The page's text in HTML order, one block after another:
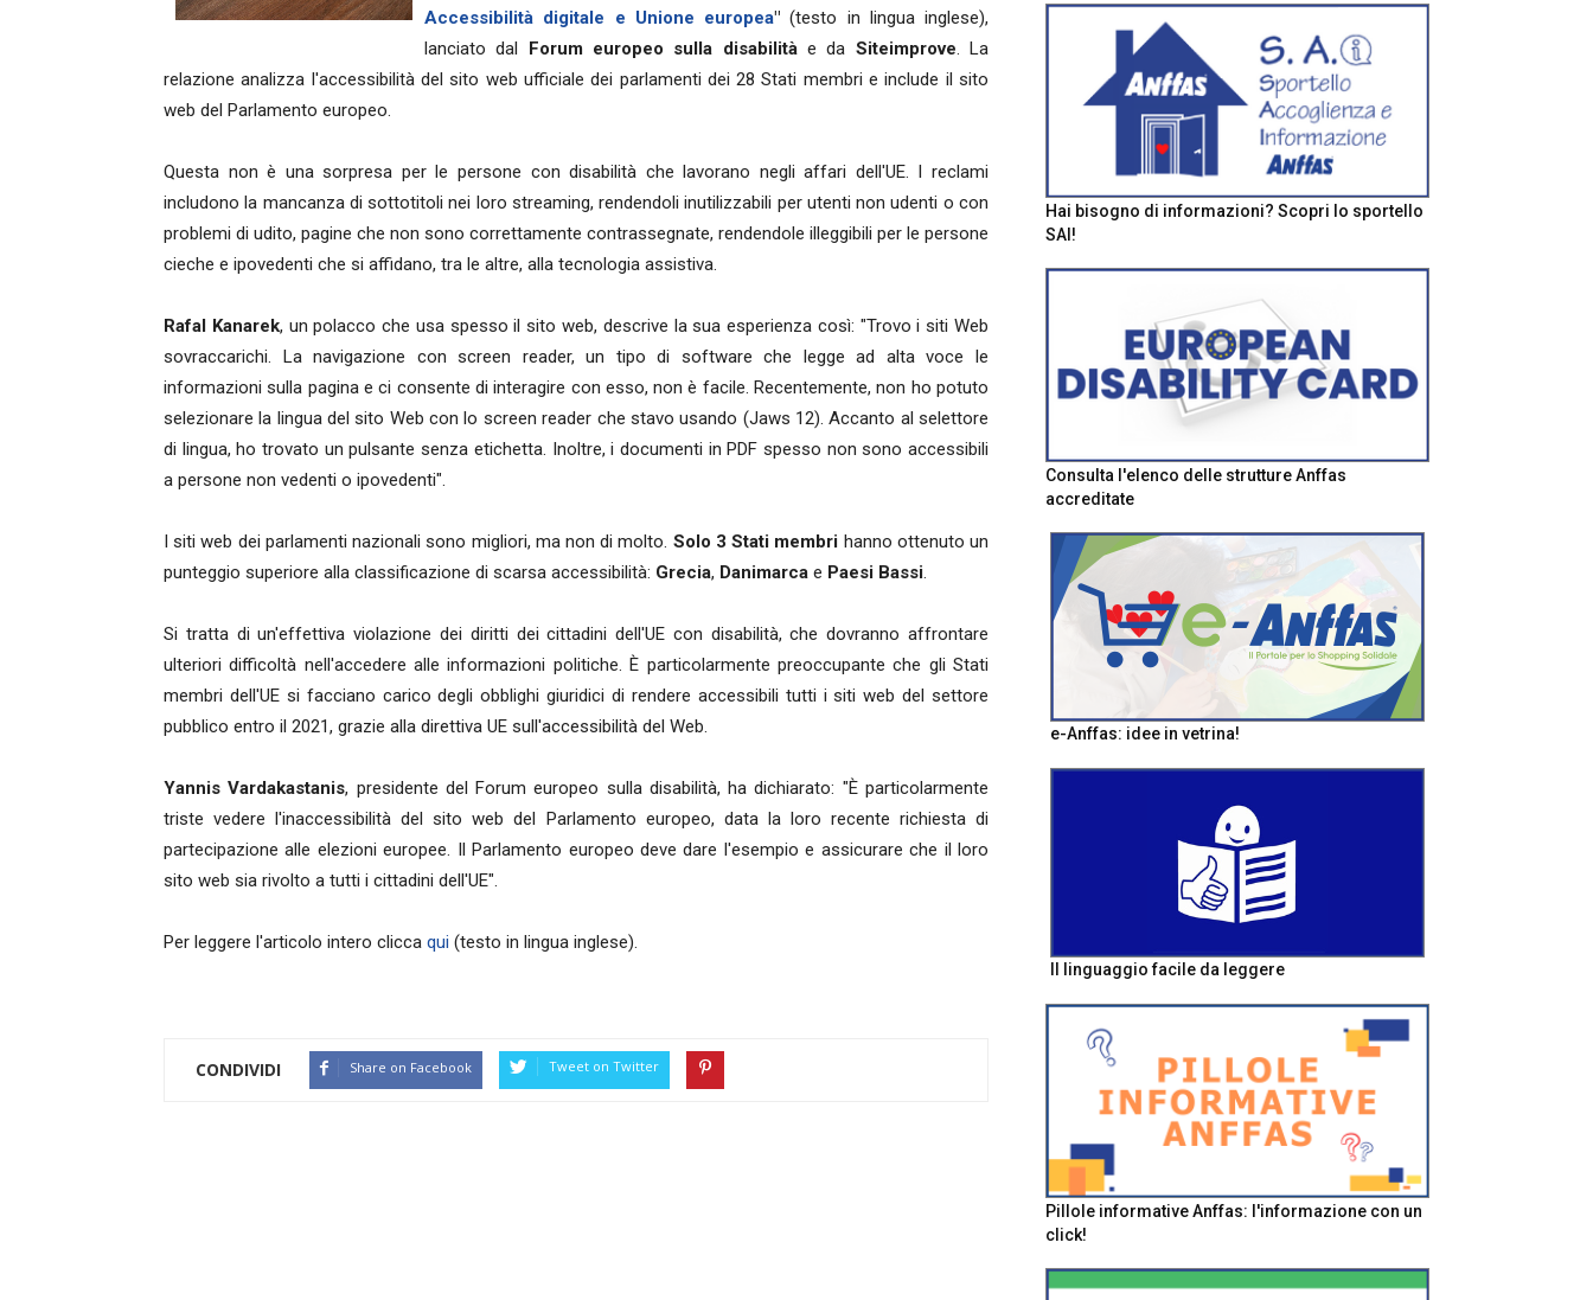
Accessibilità digitale e Unione europea"(testo in lingua inglese),
lanciato dal
Forum europeo sulla disabilitàe da Siteimprove. La
relazione analizza l'accessibilità del sito web ufficiale dei parlamenti dei 28 Stati membri e include il sito
web del Parlamento europeo.
Questa non è una sorpresa per le persone con disabilità che lavorano negli affari dell'UE. I reclami
includono la mancanza di sottotitoli nei loro streaming, rendendoli inutilizzabili per utenti non udenti o con
problemi di udito, pagine che non sono correttamente contrassegnate, rendendole illeggibili per le persone
cieche e ipovedenti che si affidano, tra le altre, alla tecnologia assistiva.
Rafal Kanarek, un polacco che usa spesso il sito web, descrive la sua esperienza così: "Trovo i siti Web
sovraccarichi. La navigazione con screen reader, un tipo di software che legge ad alta voce le
informazioni sulla pagina e ci consente di interagire con esso, non è facile. Recentemente, non ho potuto
selezionare la lingua del sito Web con lo screen reader che stavo usando (Jaws 12). Accanto al selettore
di lingua, ho trovato un pulsante senza etichetta. Inoltre, i documenti in PDF spesso non sono accessibili
a persone non vedenti o ipovedenti".
I siti web dei parlamenti nazionali sono migliori, ma non di molto. Solo 3 Stati membri hanno ottenuto un
punteggio superiore alla classificazione di scarsa accessibilità: Grecia, Danimarca e Paesi Bassi.
Si tratta di un'effettiva violazione dei diritti dei cittadini dell'UE con disabilità, che dovranno affrontare
ulteriori difficoltà nell'accedere alle informazioni politiche. È particolarmente preoccupante che gli Stati
membri dell'UE si facciano carico degli obblighi giuridici di rendere accessibili tutti i siti web del settore
pubblico entro il 2021, grazie alla direttiva UE sull'accessibilità del Web.
Yannis Vardakastanis, presidente del Forum europeo sulla disabilità, ha dichiarato: "È particolarmente
triste vedere l'inaccessibilità del sito web del Parlamento europeo, data la loro recente richiesta di
partecipazione alle elezioni europee. Il Parlamento europeo deve dare l'esempio e assicurare che il loro
sito web sia rivolto a tutti i cittadini dell'UE".
Per leggere l'articolo intero clicca qui (testo in lingua inglese).
CONDIVIDI Share on Facebook Tweet on Twitter
Hai bisogno di informazioni? Scopri lo sportello
SAI!
Consulta l'elenco delle strutture Anffas
accreditate
e-Anffas: idee in vetrina!
Il linguaggio facile da leggere
Pillole informative Anffas: l'informazione con un
click!